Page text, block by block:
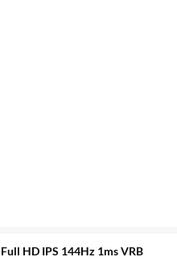
HD IPS 144Hz 1ms VRB